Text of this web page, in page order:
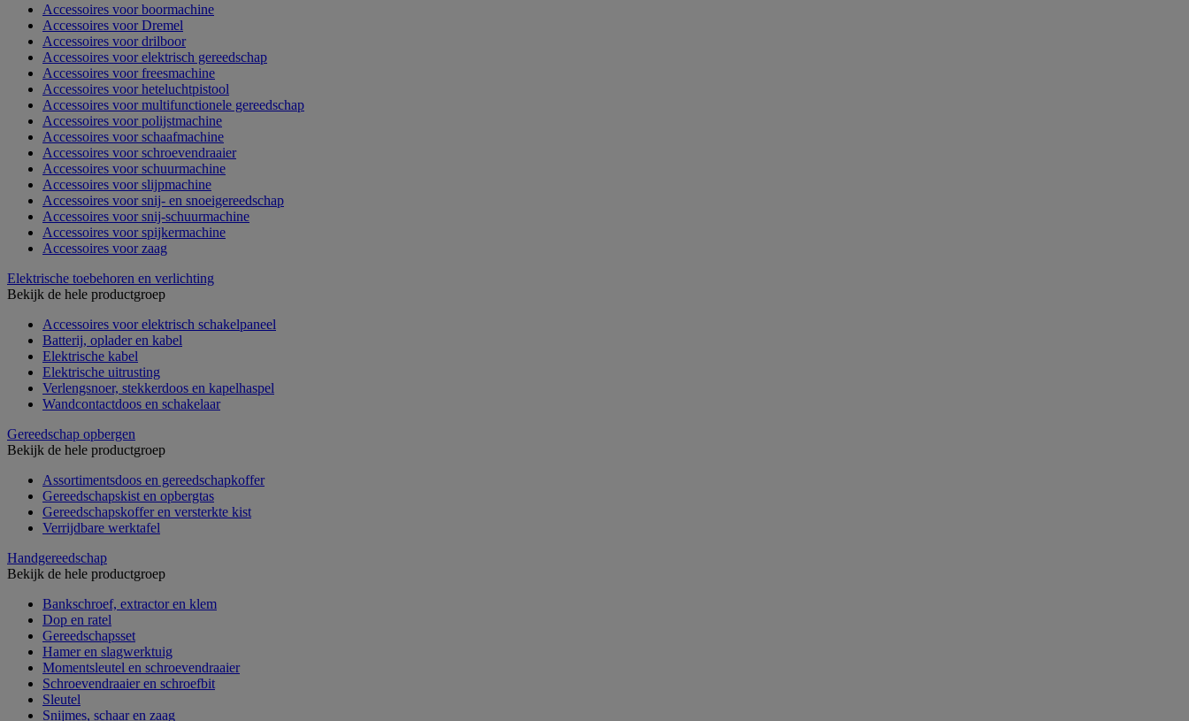
Accessoires voor boormachine
Accessoires voor Dremel
Accessoires voor drilboor
Accessoires voor elektrisch gereedschap
Accessoires voor freesmachine
Accessoires voor heteluchtpistool
Accessoires voor multifunctionele gereedschap
Accessoires voor polijstmachine
Accessoires voor schaafmachine
Accessoires voor schroevendraaier
Accessoires voor schuurmachine
Accessoires voor slijpmachine
Accessoires voor snij- en snoeigereedschap
Accessoires voor snij-schuurmachine
Accessoires voor spijkermachine
Accessoires voor zaag
Elektrische toebehoren en verlichting
Bekijk de hele productgroep
Accessoires voor elektrisch schakelpaneel
Batterij, oplader en kabel
Elektrische kabel
Elektrische uitrusting
Verlengsnoer, stekkerdoos en kapelhaspel
Wandcontactdoos en schakelaar
Gereedschap opbergen
Bekijk de hele productgroep
Assortimentsdoos en gereedschapkoffer
Gereedschapskist en opbergtas
Gereedschapskoffer en versterkte kist
Verrijdbare werktafel
Handgereedschap
Bekijk de hele productgroep
Bankschroef, extractor en klem
Dop en ratel
Gereedschapsset
Hamer en slagwerktuig
Momentsleutel en schroevendraaier
Schroevendraaier en schroefbit
Sleutel
Snijmes, schaar en zaag